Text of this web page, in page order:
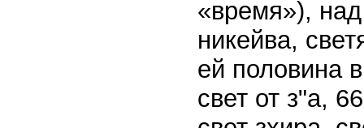
«время»), над
никейва,
ей половина
свет от з"а,